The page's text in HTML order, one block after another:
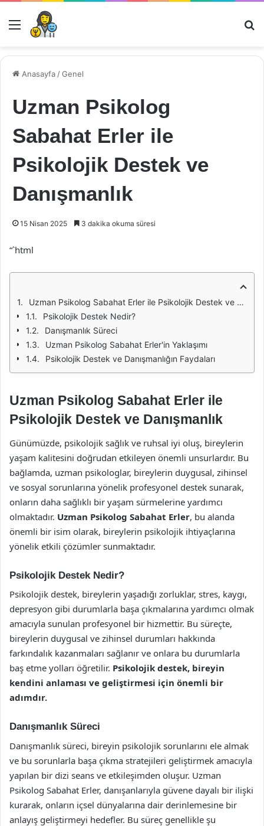
Menü
Anasayfa /Genel
Uzman Psikolog
Sabahat Erler ile
Psikolojik Destek ve
Danışmanlık
15 Nisan 2025 3 dakika okuma süresi
“`html
Uzman Psikolog Sabahat Erler ile Psikolojik Destek ve Danışmanlık
Psikolojik Destek Nedir?
Danışmanlık Süreci
Uzman Psikolog Sabahat Erler'in Yaklaşımı
Psikolojik Destek ve Danışmanlığın Faydaları
Uzman Psikolog Sabahat Erler ile
Psikolojik Destek ve Danışmanlık
Günümüzde, psikolojik sağlık ve ruhsal iyi oluş, bireylerin
yaşam kalitesini doğrudan etkileyen önemli unsurlardır. Bu
bağlamda, uzman psikologlar, bireylerin duygusal, zihinsel
ve sosyal sorunlarına yönelik profesyonel destek sunarak,
onların daha sağlıklı bir yaşam sürmelerine yardımcı
olmaktadır. Uzman Psikolog Sabahat Erler, bu alanda
önemli bir isim olarak, bireylerin psikolojik ihtiyaçlarına
yönelik etkili çözümler sunmaktadır.
Psikolojik Destek Nedir?
Psikolojik destek, bireylerin yaşadığı zorluklar, stres, kaygı,
depresyon gibi durumlarla başa çıkmalarına yardımcı olmak
amacıyla sunulan profesyonel bir hizmettir. Bu süreçte,
bireylerin duygusal ve zihinsel durumları hakkında
farkındalık kazanmaları sağlanır ve onlara bu durumlarla
baş etme yolları öğretilir. Psikolojik destek, bireyin
kendini anlaması ve geliştirmesi için önemli bir
adımdır.
Danışmanlık Süreci
Danışmanlık süreci, bireyin psikolojik sorunlarını ele almak
ve bu sorunlarla başa çıkma stratejileri geliştirmek amacıyla
yapılan bir dizi seans ve etkileşimden oluşur. Uzman
Psikolog Sabahat Erler, danışanlarıyla güvene dayalı bir ilişki
kurarak, onların içsel dünyalarına dair derinlemesine bir
anlayış geliştirmeyi hedefler. Bu süreç genellikle şu